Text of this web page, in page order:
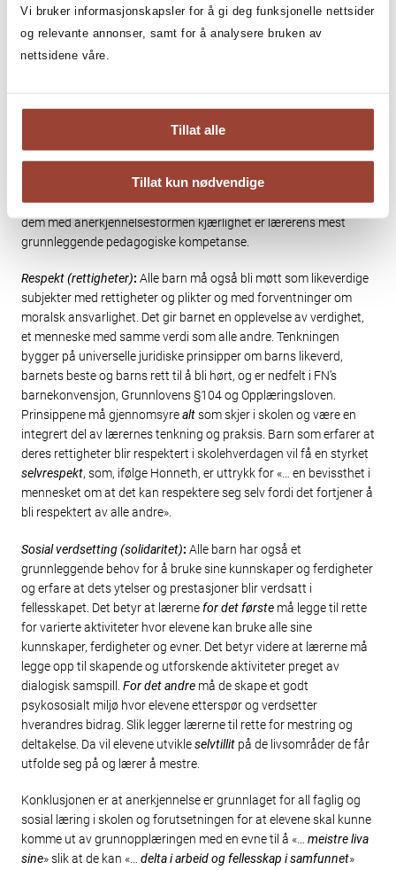
Vi bruker informasjonskapsler for å gi deg funksjonelle nettsider
og relevante annonser, samt for å analysere bruken av
nettsidene våre.
Tillat alle
Tillat kun nødvendige
inn i positive og selvforsterkende lærings- og identitetsforløp. Jeg
vil kort sammenfatte dette slik:
og verd­satt som det mennesket det er, uavhengig av sin
bakgrunn og sine prestasjoner. Det bygger barnets
de har gode relasjoner til og disse elevene yter mer fordi de blir
lojale mot lærerne. Det er i dag godt grunnlag for å hevde at
læreres evne til å bygge positive relasjoner til elevene ved å møte
dem med anerkjennelsesformen kjærlighet er lærerens mest
grunnleggende pedagogiske kompetanse.
Respekt (rettigheter): Alle barn må også bli møtt som likeverdige
subjekter med rettigheter og plikter og med forventninger om
moralsk ansvarlig­het. Det gir barnet en opplevelse av verdighet,
et menneske med samme verdi som alle andre. Tenkningen
bygger på universelle juridiske prinsipper om barns likeverd,
barnets beste og barns rett til å bli hørt, og er nedfelt i FN’s
barnekonvensjon, Grunnlovens §104 og Opplæringsloven.
Prinsippene må gjennomsyrealtsom skjer i skolen og være en
integrert del av lærernes tenkning og praksis. Barn som erfarer at
deres rettigheter blir respektert i skolehverdagen vil få en styrket
selvrespekt, som, ifølge Honneth, er uttrykk for «… en bevissthet i
mennesket om at det kan respektere seg selv fordi det fortjener å
bli respektert av alle andre».
Sosial verdsetting (solidaritet): Alle barn har også et
grunnleggende behov for å bruke sine kunnskaper og ferdigheter
og erfare at dets ytelser og prestasjoner blir verdsatt i
fellesskapet. Det betyr at lærernefor det første må legge til rette
for varierte aktiviteter hvor elevene kan bruke alle sine
kunnskaper, ferdigheter og evner. Det betyr videre at lærerne må
legge opp til skapende og utforskende aktiviteter preget av
dialogisk samspill. For det andre må de skape et godt
psykososialt miljø hvor elevene etterspør og verdsetter
hverandres bidrag. Slik legger lærerne til rette for mestring og
deltakelse. Da vil elevene utvikleselvtillit på de livsområder de får
utfolde seg på og lærer å mestre.
Konklusjonen er at anerkjennelse er grunnlaget for all faglig og
sosial læring i skolen og forutsetningen for at elevene skal kunne
komme ut av grunnopplæringen med en evne til å «… meistre liva
sine» slik at de kan «… delta i arbeid og fellesskap i samfunnet»